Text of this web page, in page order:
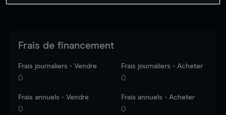
Frais de financement
Frais journaliers - Vendre
0
Frais journaliers - Acheter
0
Frais annuels - Vendre
0
Frais annuels - Acheter
0